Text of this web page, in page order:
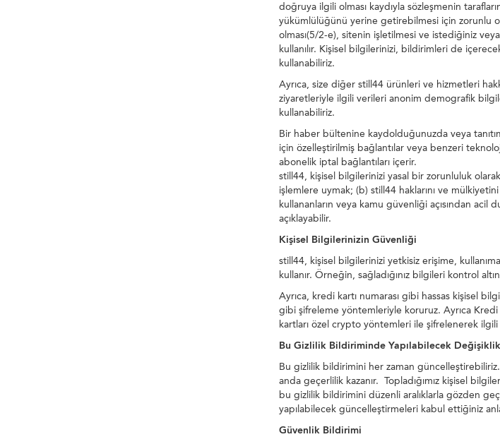
doğruya ilgili olması kaydıyla sözleşmenin
yükümlülüğünü yerine getirebilmesi için zorunlu
olması(5/2-e), sitenin işletilmesi ve istediğiniz
kullanılır. Kişisel bilgilerinizi, bildirimleri de
kullanabiliriz.
Ayrıca, size diğer still44 ürünleri ve hizmetleri
ziyaretleriyle ilgili verileri anonim demografik
kullanabiliriz.
Bir haber bültenine kaydolduğunuzda veya
için özelleştirilmiş bağlantılar veya benzeri
abonelik iptal bağlantıları içerir.
still44, kişisel bilgilerinizi yasal bir zorunluluk
işlemlere uymak; (b) still44 haklarını ve
kullananların veya kamu güvenliği açısından
açıklayabilir.
Kişisel Bilgilerinizin Güvenliği
still44, kişisel bilgilerinizi yetkisiz erişime,
kullanır. Örneğin, sağladığınız bilgileri kontrol
Ayrıca, kredi kartı numarası gibi hassas kişisel
gibi şifreleme yöntemleriyle koruruz. Ayrıca
kartları özel crypto yöntemleri ile şifrelenerek
Bu Gizlilik Bildiriminde Yapılabilecek
Bu gizlilik bildirimini her zaman
anda geçerlilik kazanır. Topladığımız kişisel
bu gizlilik bildirimini düzenli aralıklarla gözden
yapılabilecek güncelleştirmeleri kabul ettiğiniz
Güvenlik Bildirimi